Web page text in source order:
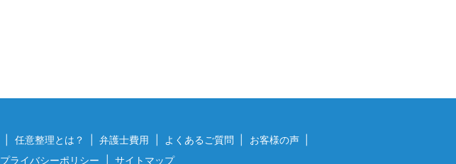
任意整理とは？ 弁護士費用 よくあるご質問
お客様の声
プライバシーポリシー サイトマップ